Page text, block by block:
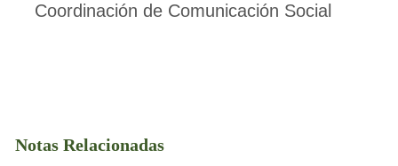
Coordinación de Comunicación Social
Notas Relacionadas